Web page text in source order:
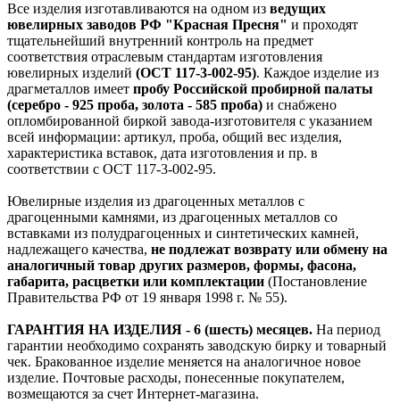
Все изделия изготавливаются на одном из ведущих
ювелирных заводов РФ "Красная Пресня" и проходят
тщательнейший внутренний контроль на предмет
соответствия отраслевым стандартам изготовления
ювелирных изделий (ОСТ 117-3-002-95). Каждое изделие из
драгметаллов имеет пробу Российской пробирной палаты
(серебро - 925 проба, золота - 585 проба) и снабжено
опломбированной биркой завода-изготовителя с указанием
всей информации: артикул, проба, общий вес изделия,
характеристика вставок, дата изготовления и пр. в
соответствии с ОСТ 117-3-002-95.
Ювелирные изделия из драгоценных металлов с
драгоценными камнями, из драгоценных металлов со
вставками из полудрагоценных и синтетических камней,
надлежащего качества, не подлежат возврату или обмену на
аналогичный товар других размеров, формы, фасона,
габарита, расцветки или комплектации (Постановление
Правительства РФ от 19 января 1998 г. № 55).
ГАРАНТИЯ НА ИЗДЕЛИЯ - 6 (шесть) месяцев. На период
гарантии необходимо сохранять заводскую бирку и товарный
чек. Бракованное изделие меняется на аналогичное новое
изделие. Почтовые расходы, понесенные покупателем,
возмещаются за счет Интернет-магазина.